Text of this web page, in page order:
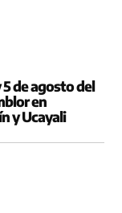
de agosto del
en
y Ucayali